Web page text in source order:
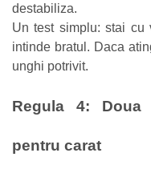
destabiliza.
Un test simplu: stai cu
intinde bratul. Daca
unghi potrivit.
Regula 4:
pentru carat